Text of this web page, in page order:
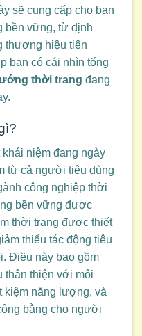
sẽ cung cấp cho bạn
bền vững, từ định
thương hiệu tiên
bạn có cái nhìn tổng
thời trang đang
khái niệm đang ngày
từ cả người tiêu dùng
công nghiệp thời
bền vững được
thời trang được thiết
thiểu tác động tiêu
Điều này bao gồm
thân thiện với môi
kiệm năng lượng, và
bằng cho người